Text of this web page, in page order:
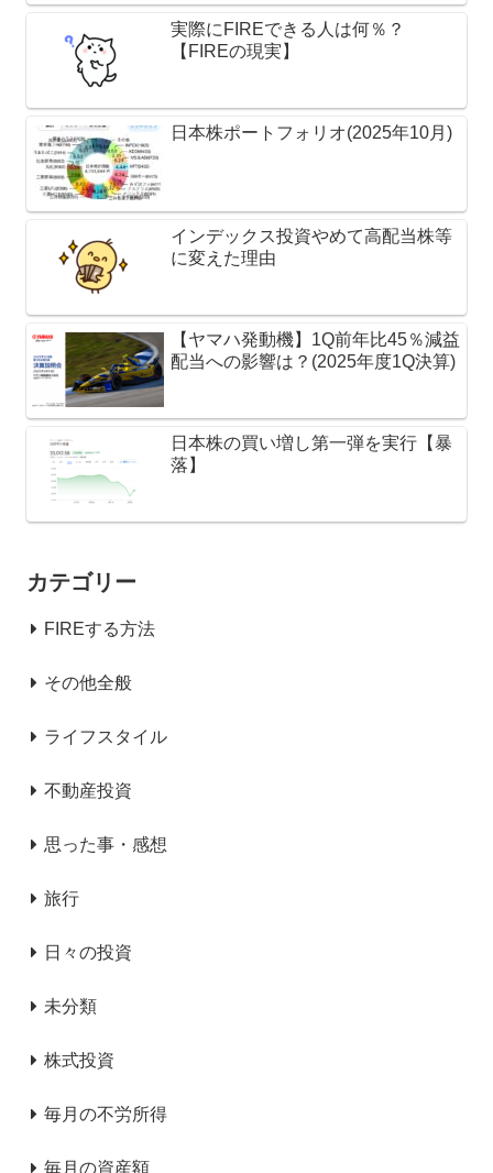
実際にFIREできる人は何％？
【FIREの現実】
日本株ポートフォリオ(2025年10月)
インデックス投資やめて高配当株等
に変えた理由
【ヤマハ発動機】1Q前年比45％減益
配当への影響は？(2025年度1Q決算)
日本株の買い増し第一弾を実行【暴
落】
カテゴリー
FIREする方法
その他全般
ライフスタイル
不動産投資
思った事・感想
旅行
日々の投資
未分類
株式投資
毎月の不労所得
毎月の資産額